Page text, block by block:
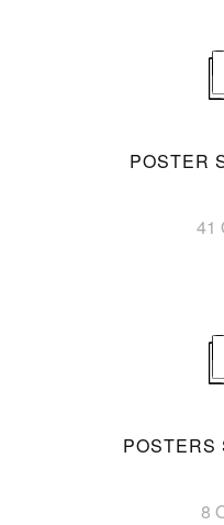
POSTER
41
POSTERS
8